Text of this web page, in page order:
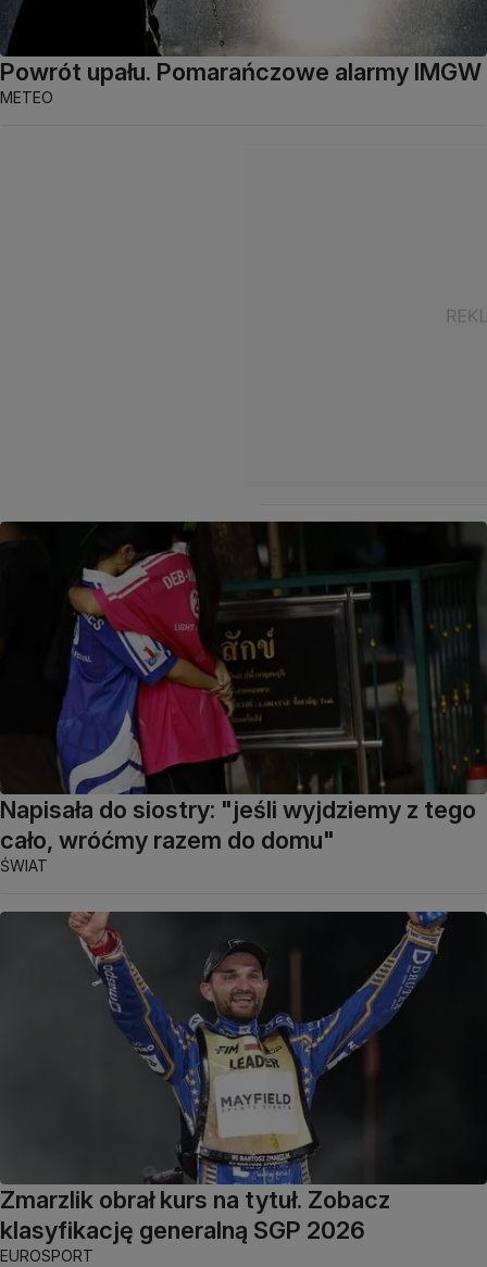
Powrót upału. Pomarańczowe alarmy IMGW
METEO
Napisała do siostry: "jeśli wyjdziemy z tego
cało, wróćmy razem do domu"
ŚWIAT
Zmarzlik obrał kurs na tytuł. Zobacz
klasyfikację generalną SGP 2026
EUROSPORT